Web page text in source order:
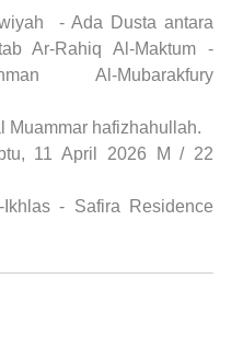
- Ada Dusta antara
Ar-Rahiq Al-Maktum -
Al-Mubarakfury
Muammar hafizhahullah.
11 April 2026 M / 22
Ikhlas - Safira Residence